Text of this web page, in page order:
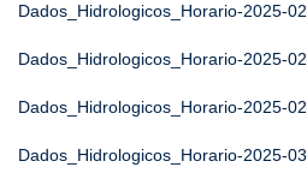
Dados_Hidrologicos_Horario-2025-02
Dados_Hidrologicos_Horario-2025-02
Dados_Hidrologicos_Horario-2025-02
Dados_Hidrologicos_Horario-2025-03